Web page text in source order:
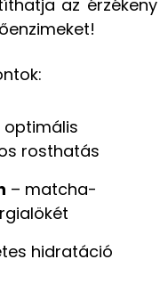
az érzékeny
optimális
rosthatás
– matcha-
hidratáció